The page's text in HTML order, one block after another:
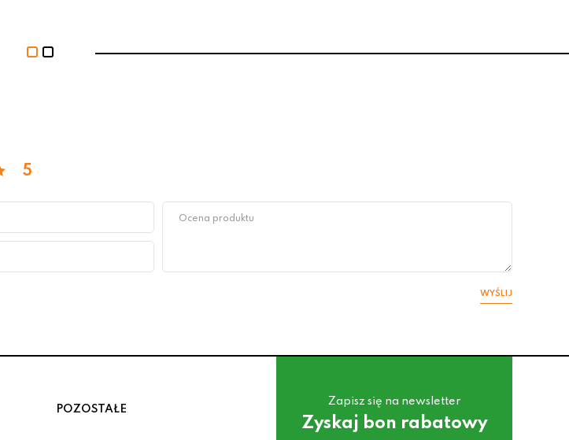
5
WYŚLIJ
POZOSTAŁE
Zapisz się na newsletter
Zyskaj bon rabatowy